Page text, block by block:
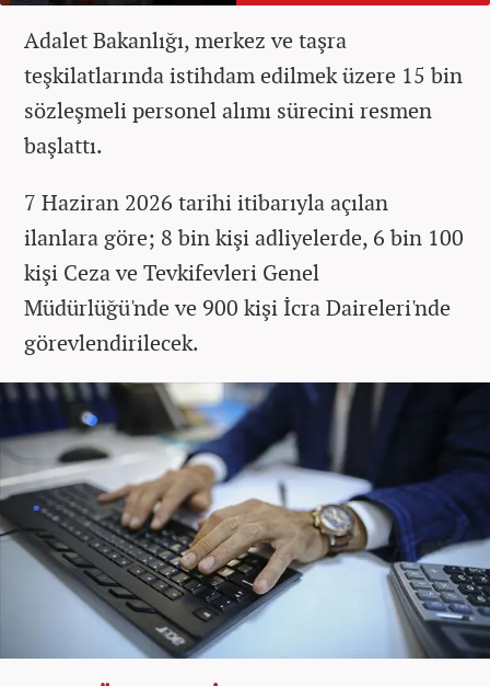
Adalet Bakanlığı, merkez ve taşra
teşkilatlarında istihdam edilmek üzere 15 bin
sözleşmeli personel alımı sürecini resmen
başlattı.
7 Haziran 2026 tarihi itibarıyla açılan
ilanlara göre; 8 bin kişi adliyelerde, 6 bin 100
kişi Ceza ve Tevkifevleri Genel
Müdürlüğü'nde ve 900 kişi İcra Daireleri'nde
görevlendirilecek.